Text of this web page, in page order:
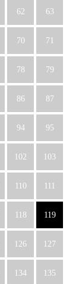
62 63
70 71
78 79
86 87
94 95
102 103
110 111
118 119
126 127
134 135